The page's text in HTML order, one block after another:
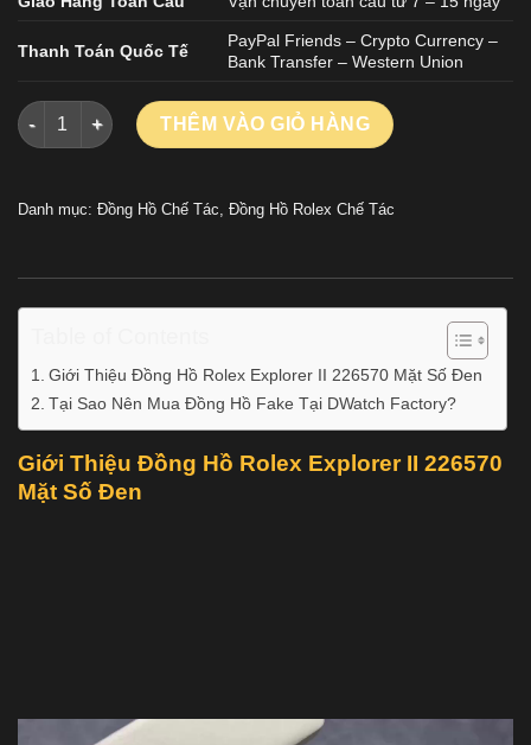
Thanh Toán Quốc Tế
PayPal Friends – Crypto Currency –
Bank Transfer – Western Union
Đồng Hồ Rolex Explorer II 226570 Mặt Số Đen Chế Tác Nhà
THÊM VÀO GIỎ HÀNG
Danh mục: Đồng Hồ Chế Tác Đồng Hồ Rolex Chế Tác
Giới Thiệu Đồng Hồ Rolex Explorer II 226570 Mặt Số Đen
Tại Sao Nên Mua Đồng Hồ Fake Tại DWatch Factory?
Giới Thiệu Đồng Hồ Rolex Explorer II 226570
Mặt Số Đen